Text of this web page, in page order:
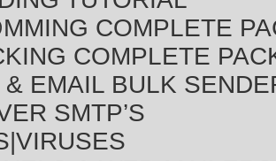
COMPLETE
COMPLETE
& EMAIL BULK
SMTP’S